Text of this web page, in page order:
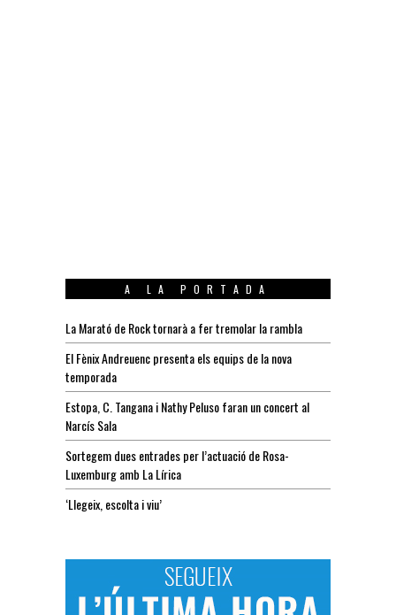
A LA PORTADA
La Marató de Rock tornarà a fer tremolar la rambla
El Fènix Andreuenc presenta els equips de la nova
temporada
Estopa, C. Tangana i Nathy Peluso faran un concert al
Narcís Sala
Sortegem dues entrades per l’actuació de Rosa-
Luxemburg amb La Lírica
‘Llegeix, escolta i viu’